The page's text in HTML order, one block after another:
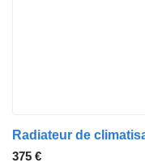
375 €